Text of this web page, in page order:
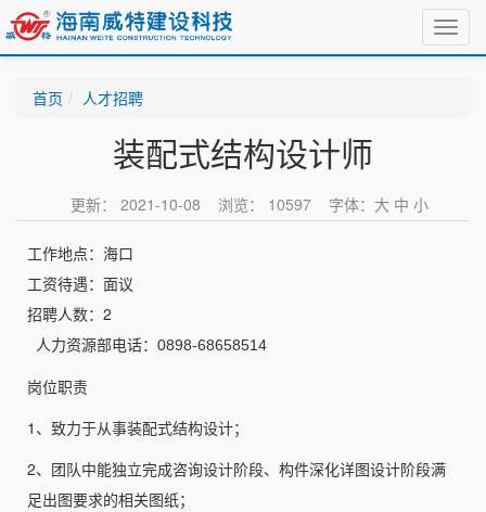
首页 人才招聘
装配式结构设计师
更新： 2021-10-08 浏览： 10597 字体： 大 中 小
工作地点：海口
工资待遇：面议
招聘人数：2
人力资源部电话：0898-68658514
岗位职责
1、致力于从事装配式结构设计；
2、团队中能独立完成咨询设计阶段、构件深化详图设计阶段满
足出图要求的相关图纸；